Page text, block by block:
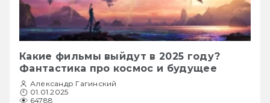
Какие фильмы выйдут в 2025 году?
Фантастика про космос и будущее
Александр Гагинский
01.01.2025
64788